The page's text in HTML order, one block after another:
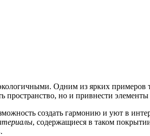
Одним из ярких примеров
пространство, но и привнести
создать гармонию и уют в
, содержащиеся в таком